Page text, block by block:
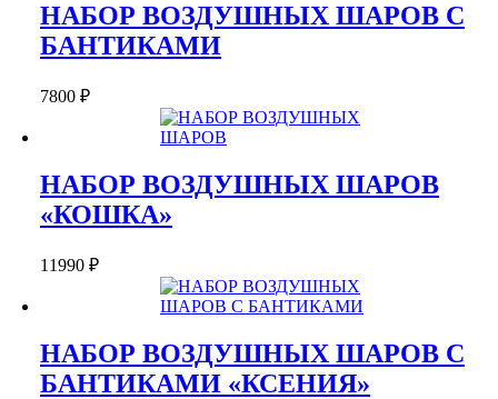
НАБОР ВОЗДУШНЫХ ШАРОВ С
БАНТИКАМИ
7800 ₽
НАБОР ВОЗДУШНЫХ ШАРОВ
«КОШКА»
11990 ₽
НАБОР ВОЗДУШНЫХ ШАРОВ С
БАНТИКАМИ «КСЕНИЯ»